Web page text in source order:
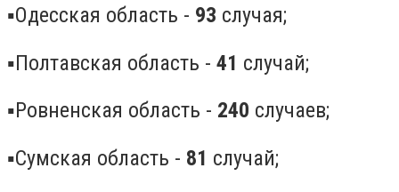
▪️Одесская область - 93 случая;
▪️Полтавская область - 41 случай;
▪️Ровненская область - 240 случаев;
▪️Сумская область - 81 случай;